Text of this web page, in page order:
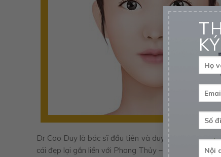
KÝ
Dr Cao Duy là bác sĩ đầu tiên và duy nhất tại Việt
cái đẹp lại gắn liền với Phong Thủy – Nhân tướng